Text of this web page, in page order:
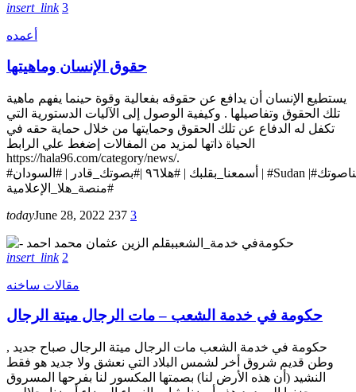
insert_link 3
أعمده
حقوق الإنسان وماهيتها
يستطيع الإنسان أن يدافع عن حقوقه بفعالية وقوة حينما يفهم ماهية
تلك الحقوق وتفاصيلها . وكيفية الوصول إلى الآليات الدستورية التي
تكفل له الدفاع عن تلك الحقوق وحمايتها من خلال حماية حقه في
الحياة ذاتها لمزيد من المفالات إضغط علي الرابط
https://hala96.com/category/news/.
#أسمعنا_بقلبك | #هلا٩٦ |#بصوتك_قادر | #السودان | #Sudan |#أسمعناوسمعناصوتك | #Hala96Fm |#هلا٩٦_بتقرب_البعيد
#منصة_هلا_الإعلامية
todayJune 28, 2022 237 3
insert_link 2
مقالات ساخنه
حكومة في خدمة الشعب – مات الرجال ميتة الرجال
حكومة في خدمة الشعب مات الرجال ميتة الرجال صباح جديد ,
وطن قديم شروق أخر لشمس البلاد التي نعشق ولا جديد هو فقط
النشيد (أن هذه الأرض لنا) بصمتها المكسور لنا بفرحها المسروق